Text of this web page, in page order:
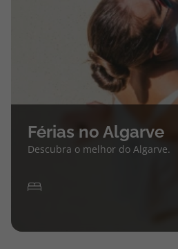
Férias no Algarve
Descubra o melhor do Algarve.